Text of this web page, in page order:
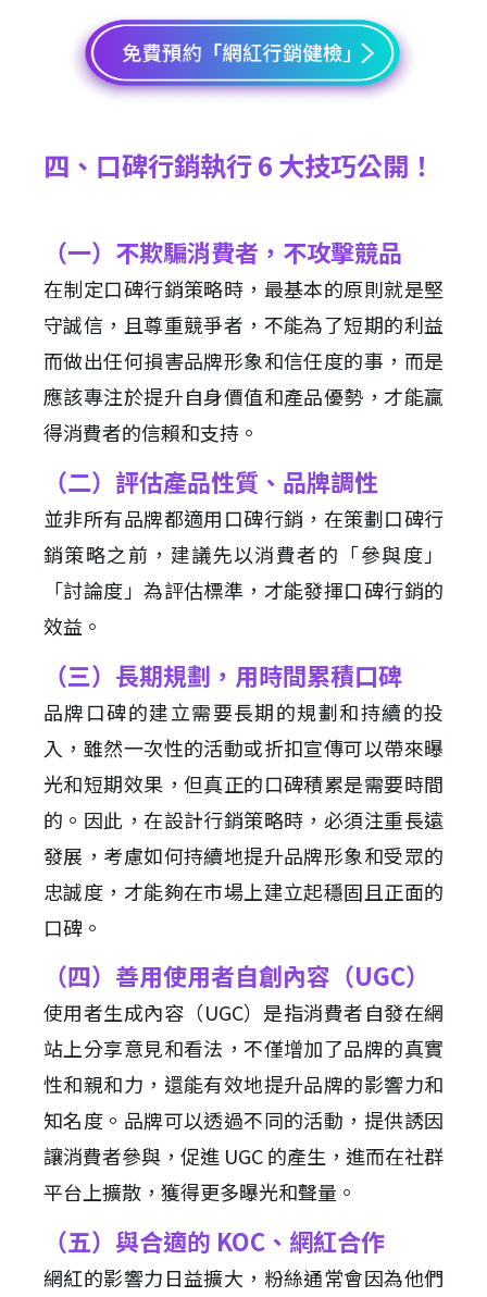
四、口碑行銷執行 6 大技巧公開！
（一）不欺騙消費者，不攻擊競品
在制定口碑行銷策略時，最基本的原則就是堅
守誠信，且尊重競爭者，不能為了短期的利益
而做出任何損害品牌形象和信任度的事，而是
應該專注於提升自身價值和產品優勢，才能贏
得消費者的信賴和支持。
（二）評估產品性質、品牌調性
並非所有品牌都適用口碑行銷，在策劃口碑行
銷策略之前，建議先以消費者的「參與度」
「討論度」為評估標準，才能發揮口碑行銷的
效益。
（三）長期規劃，用時間累積口碑
品牌口碑的建立需要長期的規劃和持續的投
入，雖然一次性的活動或折扣宣傳可以帶來曝
光和短期效果，但真正的口碑積累是需要時間
的。因此，在設計行銷策略時，必須注重長遠
發展，考慮如何持續地提升品牌形象和受眾的
忠誠度，才能夠在市場上建立起穩固且正面的
口碑。
（四）善用使用者自創內容（UGC）
使用者生成內容（UGC）是指消費者自發在網
站上分享意見和看法，不僅增加了品牌的真實
性和親和力，還能有效地提升品牌的影響力和
知名度。品牌可以透過不同的活動，提供誘因
讓消費者參與，促進 UGC 的產生，進而在社群
平台上擴散，獲得更多曝光和聲量。
（五）與合適的 KOC、網紅合作
網紅的影響力日益擴大，粉絲通常會因為他們